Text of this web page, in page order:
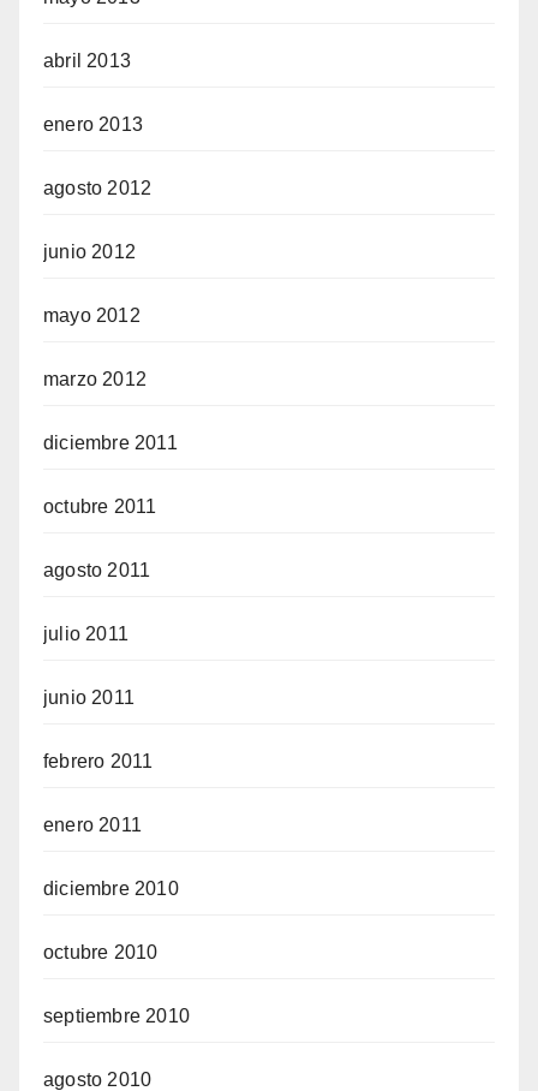
abril 2013
enero 2013
agosto 2012
junio 2012
mayo 2012
marzo 2012
diciembre 2011
octubre 2011
agosto 2011
julio 2011
junio 2011
febrero 2011
enero 2011
diciembre 2010
octubre 2010
septiembre 2010
agosto 2010